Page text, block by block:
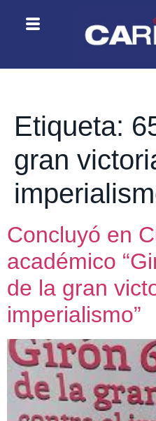
Etiqueta:
gran
Concluyó en
académico
de la gran
imperialismo”